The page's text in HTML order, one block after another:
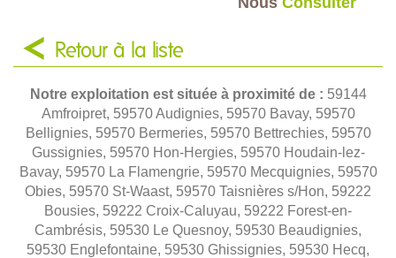
Retour à la liste
Notre exploitation est située à proximité de : 59144
Amfroipret, 59570 Audignies, 59570 Bavay, 59570
Bellignies, 59570 Bermeries, 59570 Bettrechies, 59570
Gussignies, 59570 Hon-Hergies, 59570 Houdain-lez-
Bavay, 59570 La Flamengrie, 59570 Mecquignies, 59570
Obies, 59570 St-Waast, 59570 Taisnières s/Hon, 59222
Bousies, 59222 Croix-Caluyau, 59222 Forest-en-
Cambrésis, 59530 Le Quesnoy, 59530 Beaudignies,
59530 Englefontaine, 59530 Ghissignies, 59530 Hecq,